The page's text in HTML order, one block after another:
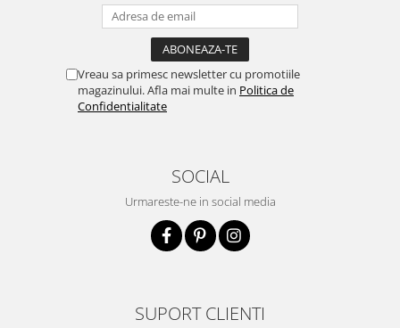
Vreau sa primesc newsletter cu promotiile
magazinului. Afla mai multe in Politica de
Confidentialitate
SOCIAL
Urmareste-ne in social media
SUPORT CLIENTI